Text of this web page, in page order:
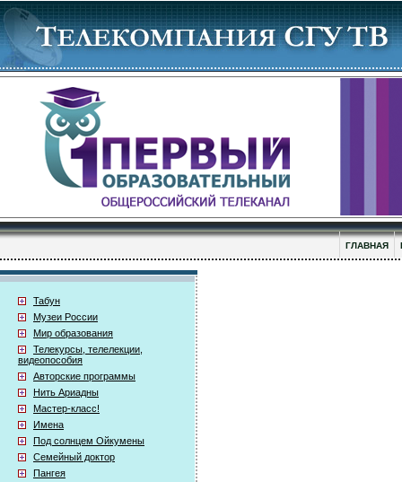
ГЛАВНАЯ
Табун
Музеи России
Мир образования
Телекурсы, телелекции,
видеопособия
Авторские программы
Нить Ариадны
Мастер-класс!
Имена
Под солнцем Ойкумены
Семейный доктор
Пангея